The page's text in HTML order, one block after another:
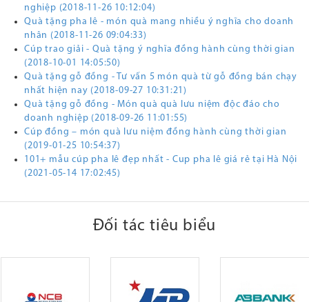
nghiệp (2018-11-26 10:12:04)
Quà tặng pha lê - món quà mang nhiều ý nghĩa cho doanh
nhân (2018-11-26 09:04:33)
Cúp trao giải - Quà tặng ý nghĩa đồng hành cùng thời gian
(2018-10-01 14:05:50)
Quà tặng gỗ đồng - Tư vấn 5 món quà từ gỗ đồng bán chạy
nhất hiện nay (2018-09-27 10:31:21)
Quà tặng gỗ đồng - Món quà quà lưu niệm độc đáo cho
doanh nghiệp (2018-09-26 11:01:55)
Cúp đồng – món quà lưu niệm đồng hành cùng thời gian
(2019-01-25 10:54:37)
101+ mẫu cúp pha lê đẹp nhất - Cup pha lê giá rẻ tại Hà Nội
(2021-05-14 17:02:45)
Đối tác tiêu biểu